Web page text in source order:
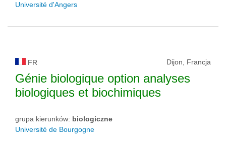
Université d'Angers
FR Dijon, Francja
Génie biologique option analyses
biologiques et biochimiques
grupa kierunków: biologiczne
Université de Bourgogne